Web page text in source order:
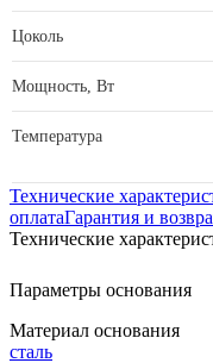
Цоколь
Мощность, Вт
Температура
Технические
оплатаГарантия и
Технические
Параметры основания
Материал основания
сталь